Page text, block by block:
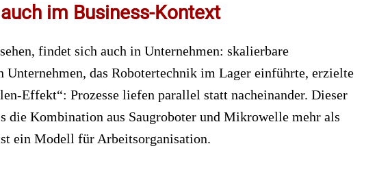
im Business-Kontext
findet sich auch in Unternehmen: skalierbare
das Robotertechnik im Lager einführte, erzielte
Effekt“: Prozesse liefen parallel statt nacheinander. Dieser
die Kombination aus Saugroboter und Mikrowelle mehr als
ein Modell für Arbeitsorganisation.